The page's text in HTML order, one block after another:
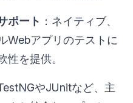
ポート ：ネイティブ、
Webアプリのテストに
性を提供。
やJUnitなど、主